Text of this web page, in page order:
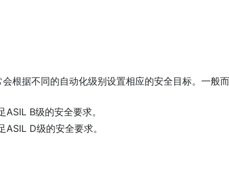
根据不同的自动化级别设置相应的安全目标。一般
B级的安全要求。
D级的安全要求。